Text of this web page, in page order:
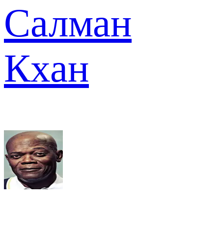
Салман
Кхан